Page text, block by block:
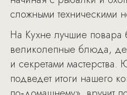
сложными техническими
На Кухне лучшие повара
великолепные блюда,
и секретами
подведет итоги нашего